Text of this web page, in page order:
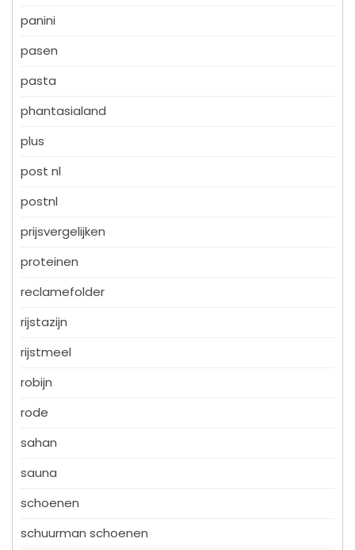
panini
pasen
pasta
phantasialand
plus
post nl
postnl
prijsvergelijken
proteinen
reclamefolder
rijstazijn
rijstmeel
robijn
rode
sahan
sauna
schoenen
schuurman schoenen